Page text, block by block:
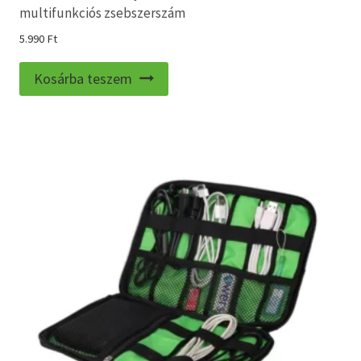
multifunkciós zsebszerszám
5.990 Ft
Kosárba teszem